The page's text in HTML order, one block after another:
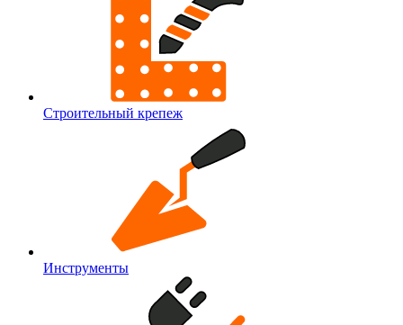
Строительный крепеж
Инструменты